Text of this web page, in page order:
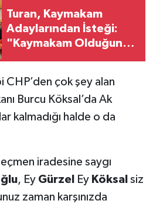
Turan, Kaymakam
Adaylarından İsteği:
"Kaymakam Olduğunuz
çok şey alan
Burcu Köksal’da Ak
kalmadığı halde o da
iradesine saygı
, Ey Gürzel Ey Köksal siz
zaman karşınızda